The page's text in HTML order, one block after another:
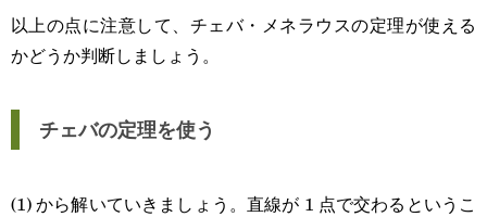
以上の点に注意して、チェバ・メネラウスの定理が使える
かどうか判断しましょう。
チェバの定理を使う
(1) から解いていきましょう。直線が 1 点で交わるというこ